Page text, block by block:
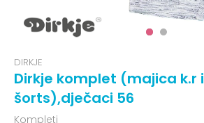
DIRKJE
Dirkje komplet (majica k.r i
šorts),dječaci 56
Kompleti